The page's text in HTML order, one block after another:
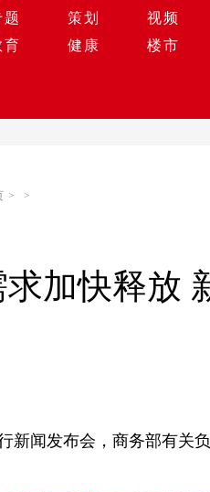
题 策划 视频
育 健康 楼市
> >
加快释放
新闻发布会，商务部有关